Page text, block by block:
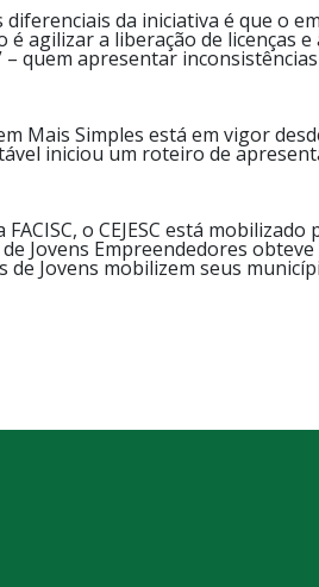
diferenciais da iniciativa é que o
é agilizar a liberação de licenças
– quem apresentar
Mais Simples está em vigor
iniciou um roteiro de
FACISC, o CEJESC está
Jovens Empreendedores
de Jovens mobilizem seus